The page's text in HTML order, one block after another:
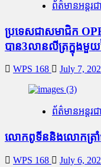
ព័ត៌មានអន្តរជ
ប្រទេសជាសមាជិក
បាន3លានលីត្រក្នុងមួយ
WPS 168 July 7,
ព័ត៌មានអន្តរជ
លោកពូទីននិងលោកត្រាំជូ
WPS 168 July 6,